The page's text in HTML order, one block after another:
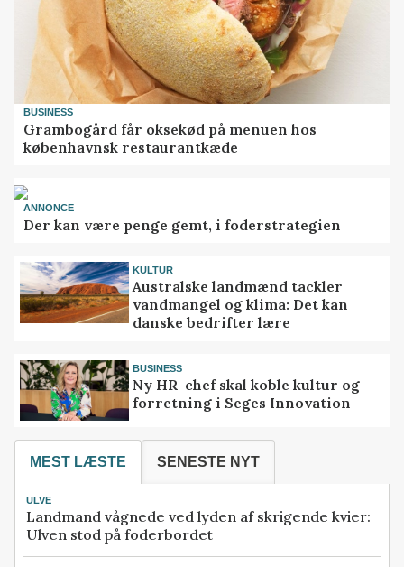
BUSINESS
Grambogård får oksekød på menuen hos
københavnsk restaurantkæde
ANNONCE
Der kan være penge gemt, i foderstrategien
KULTUR
Australske landmænd tackler
vandmangel og klima: Det kan
danske bedrifter lære
BUSINESS
Ny HR-chef skal koble kultur og
forretning i Seges Innovation
MEST LÆSTE SENESTE NYT
ULVE
Landmand vågnede ved lyden af skrigende kvier:
Ulven stod på foderbordet